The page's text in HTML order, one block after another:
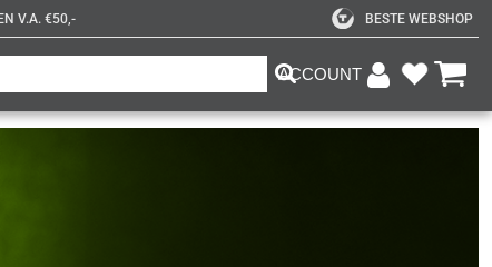
V.A. €50,- BESTE WEBSHOP
ACCOUNT